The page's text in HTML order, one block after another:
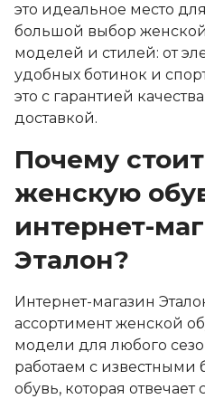
это идеальное место
большой выбор
моделей и стилей: от
удобных ботинок и
это с гарантией
доставкой.
Почему
женскую
интернет-
Эталон?
Интернет-магазин
ассортимент женской
модели для любого
работаем с
обувь, которая